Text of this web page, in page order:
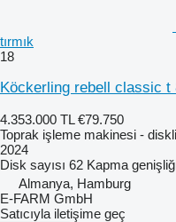
tırmık
18
Köckerling rebell classic t
4.353.000 TL €79.750
Toprak işleme makinesi - diskli
2024
Disk sayısı 62 Kapma
Almanya, Hamburg
E-FARM GmbH
Satıcıyla iletişime geç